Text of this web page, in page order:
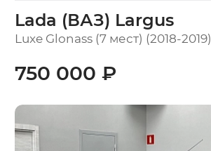
Lada (ВАЗ) Largus
Luxe Glonass (7 мест) (2018-2019)
750 000 ₽